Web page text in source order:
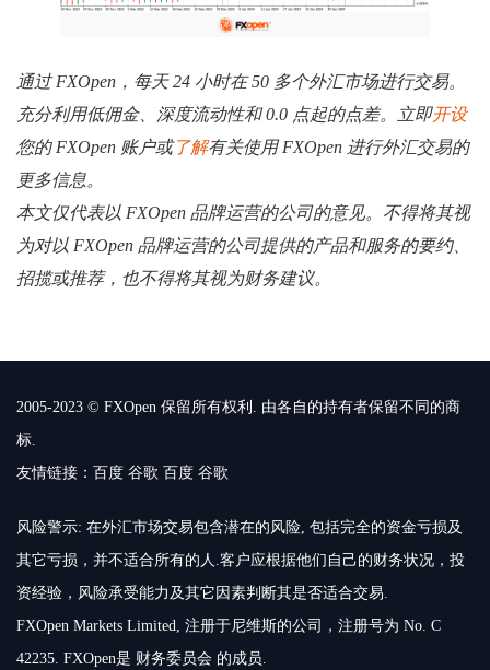
通过 FXOpen，每天 24 小时在 50 多个外汇市场进行交易。
充分利用低佣金、深度流动性和 0.0 点起的点差。立即开设
您的 FXOpen 账户或了解有关使用 FXOpen 进行外汇交易的
更多信息。
本文仅代表以 FXOpen 品牌运营的公司的意见。不得将其视
为对以 FXOpen 品牌运营的公司提供的产品和服务的要约、
招揽或推荐，也不得将其视为财务建议。
2005-2023 © FXOpen 保留所有权利. 由各自的持有者保留不同的商
标.
友情链接： 百度 谷歌 百度 谷歌
风险警示: 在外汇市场交易包含潜在的风险, 包括完全的资金亏损及
其它亏损，并不适合所有的人.客户应根据他们自己的财务状况，投
资经验，风险承受能力及其它因素判断其是否适合交易.
FXOpen Markets Limited, 注册于尼维斯的公司，注册号为 No. C
42235. FXOpen是 财务委员会 的成员.